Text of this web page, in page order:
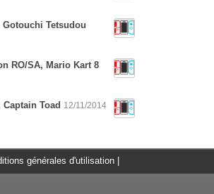
Tetsudou
RO/SA, Mario Kart 8
Toad 12/11/2014
générales d'utilisation